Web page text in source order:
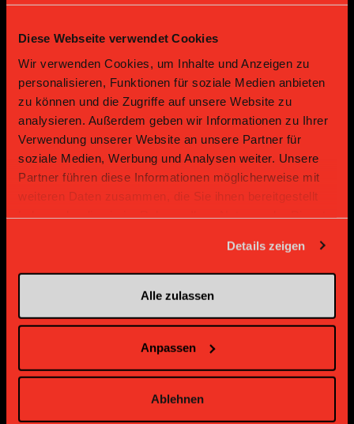
Diese Webseite verwendet Cookies
Wir verwenden Cookies, um Inhalte und Anzeigen zu
personalisieren, Funktionen für soziale Medien anbieten
zu können und die Zugriffe auf unsere Website zu
analysieren. Außerdem geben wir Informationen zu Ihrer
Verwendung unserer Website an unsere Partner für
soziale Medien, Werbung und Analysen weiter. Unsere
Partner führen diese Informationen möglicherweise mit
weiteren Daten zusammen, die Sie ihnen bereitgestellt
Details zeigen
Alle zulassen
Anpassen
Ablehnen